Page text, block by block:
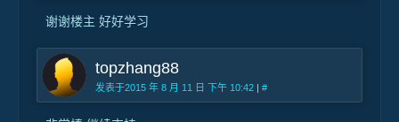
谢谢楼主 好好学习
topzhang88
发表于2015 年 8 月 11 日 下午 10:42 | #